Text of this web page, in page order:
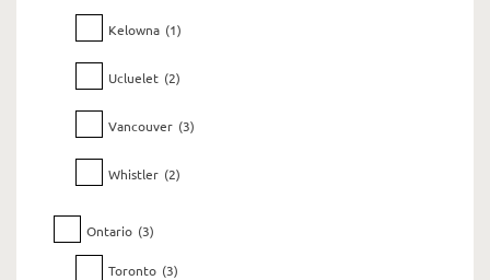
Kelowna (1)
Ucluelet (2)
Vancouver (3)
Whistler (2)
Ontario (3)
Toronto (3)